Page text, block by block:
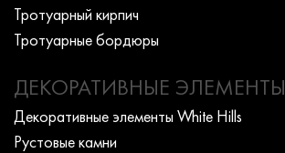
Тротуарный кирпич
Тротуарные бордюры
ДЕКОРАТИВНЫЕ ЭЛЕМЕНТЫ
Декоративные элементы White Hills
Рустовые камни